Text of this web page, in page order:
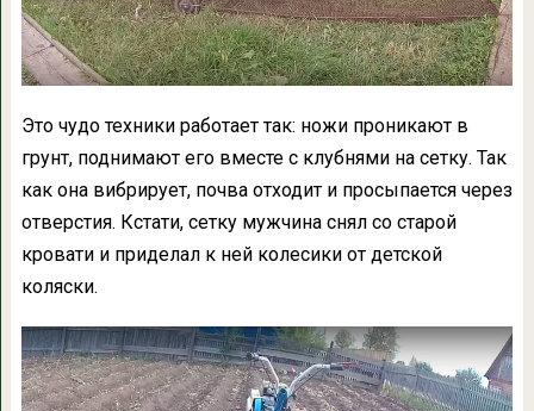
Это чудо техники работает так: ножи проникают в
грунт, поднимают его вместе с клубнями на сетку. Так
как она вибрирует, почва отходит и просыпается через
отверстия. Кстати, сетку мужчина снял со старой
кровати и приделал к ней колесики от детской
коляски.